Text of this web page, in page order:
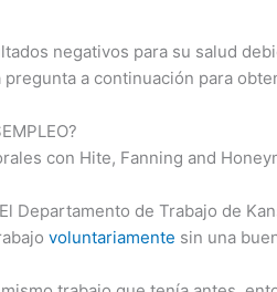
negativos para su salud
a continuación para
con Hite, Fanning and
Departamento de Trabajo de
voluntariamente sin una